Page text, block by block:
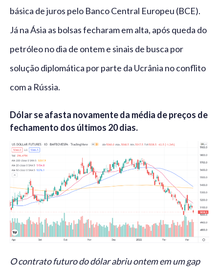
básica de juros pelo Banco Central Europeu (BCE).
Já na Ásia as bolsas fecharam em alta, após queda do
petróleo no dia de ontem e sinais de busca por
solução diplomática por parte da Ucrânia no conflito
com a Rússia.
Dólar se afasta novamente da média de preços de
fechamento dos últimos 20 dias.
O contrato futuro do dólar abriu ontem em um gap